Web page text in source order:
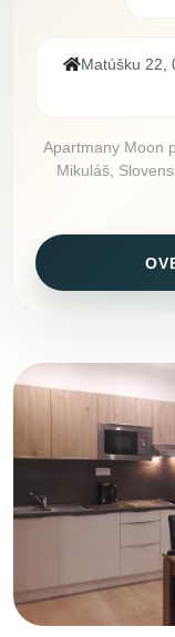
Matúšku 22,
Apartmany Moon
Mikuláš,